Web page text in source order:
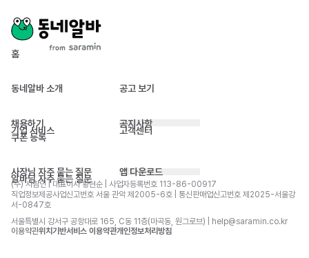
홈
동네알바 소개 공고 보기
채용하기
기업 서비스
쿠폰 등록
공지사항
고객센터
사장님 자주 묻는 질문
알바님 자주 묻는 질문
앱 다운로드
(주) 사람인 | 대표이사 황현순 | 사업자등록번호 113-86-00917
직업정보제공사업신고번호 서울 관악 제2005-6호 | 통신판매업신고번호 제2025-서울강
서-0847호
서울특별시 강서구 공항대로 165, C동 11층(마곡동, 원그로브) | help@saramin.co.kr
이용약관위치기반서비스 이용약관개인정보처리방침